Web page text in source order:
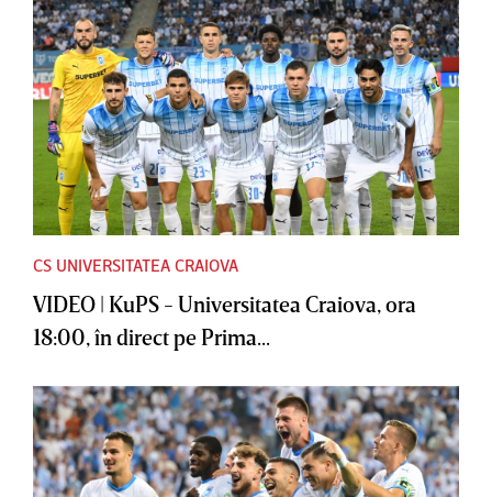
CS UNIVERSITATEA CRAIOVA
VIDEO | KuPS - Universitatea Craiova, ora
18:00, în direct pe Prima...